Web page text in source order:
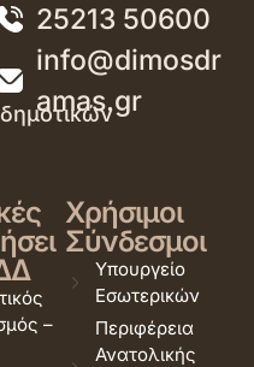
25213 50600
info@dimosdr
amas.gr
–
Χρήσιμοι
Σύνδεσμοι
Υπουργείο
Εσωτερικών
Περιφέρεια
Ανατολικής